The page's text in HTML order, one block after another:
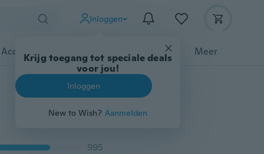
Inloggen
Krijg toegang tot speciale deals
voor jou!
Inloggen
New to Wish? Aanmelden
Gereedschap Meer
995